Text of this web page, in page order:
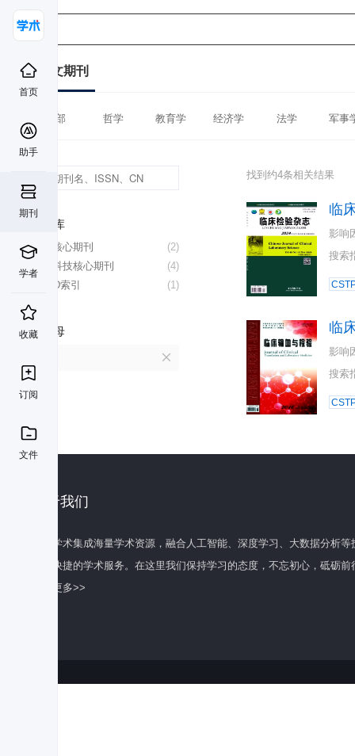
首页
助手
期刊
学者
收藏
订阅
文件
中文期刊
全部 哲学 教育学 经济学 法学 军事
数据库
(2)
北大核心期刊
(4)
中国科技核心期刊
(1)
CSCD索引
首字母
找到约4条相关结果
临
影响
搜索
临
影响
搜索
关于我们
百度学术集成海量学术资源，融合人工智能、深度学习、大数据分析
全面快捷的学术服务。在这里我们保持学习的态度，不忘初心，砥砺前
了解更多>>